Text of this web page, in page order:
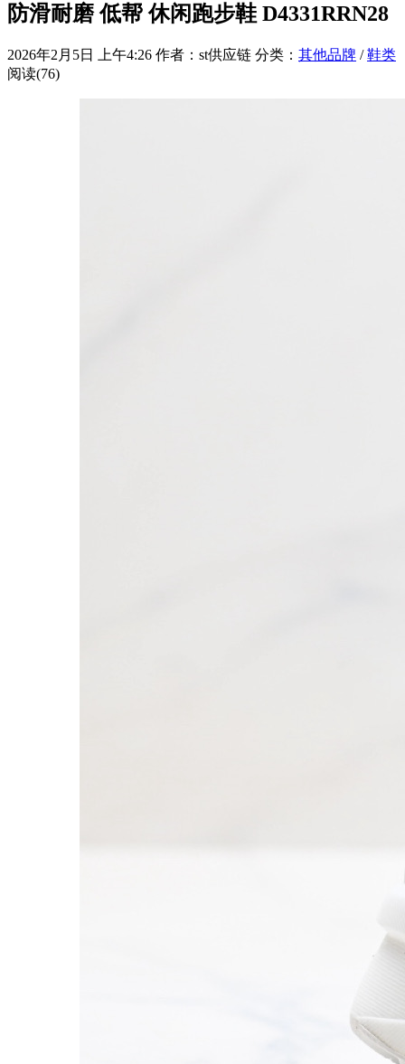
防滑耐磨 低帮 休闲跑步鞋 D4331RRN28
2026年2月5日 上午4:26 作者：st供应链 分类： 其他品牌 /鞋类
阅读(76)